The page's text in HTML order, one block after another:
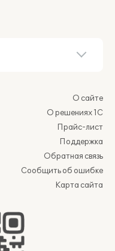
О сайте
О решениях 1С
Прайс-лист
Поддержка
Обратная связь
Сообщить об ошибке
Карта сайта